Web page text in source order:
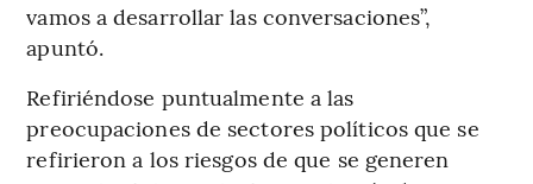
vamos a desarrollar las conversaciones”,
apuntó.
Refiriéndose puntualmente a las
preocupaciones de sectores políticos que se
refirieron a los riesgos de que se generen